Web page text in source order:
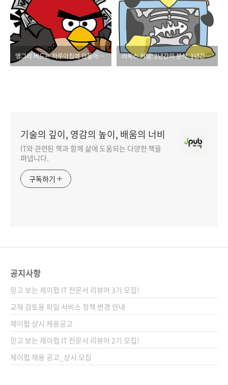
앵그리 버드는 하루아침에 만들어지지 않았다! 리눅스 커널: 2년간의 분석, 1년간의 집필
기술의 깊이, 영감의 높이, 배움의 너비
IT와 관련된 책과 함께 삶에 도움되는 다양한 책을
펴냅니다.
구독하기
공지사항
믿고 보는 제이펍 IT 전문서 리뷰어 3기 모집!
교재 검토용 파일 서비스 정책 변경 안내
제이펍 상시 채용공고
믿고 보는 제이펍 IT 전문서 리뷰어 2기 모집!
제이펍 채용 공고_상시 모집